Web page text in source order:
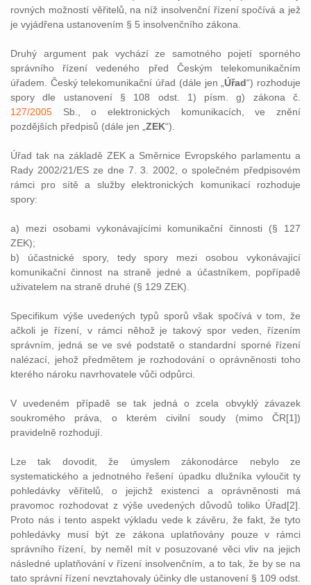
rovných možností věřitelů, na níž insolvenční řízení spočívá a jež
je vyjádřena ustanovením § 5 insolvenčního zákona.
Druhý argument pak vychází ze samotného pojetí sporného
správního řízení vedeného před Českým telekomunikačním
úřadem. Český telekomunikační úřad (dále jen „Úřad“) rozhoduje
spory dle ustanovení § 108 odst. 1) písm. g) zákona č.
127/2005 Sb., o elektronických komunikacích, ve znění
pozdějších předpisů (dále jen „ ZEK“).
Úřad tak na základě ZEK a Směrnice Evropského parlamentu a
Rady 2002/21/ES ze dne 7. 3. 2002, o společném předpisovém
rámci pro sítě a služby elektronických komunikací rozhoduje
spory:
a) mezi osobami vykonávajícími komunikační činnosti (§ 127
ZEK);
b) účastnické spory, tedy spory mezi osobou vykonávající
komunikační činnost na straně jedné a účastníkem, popřípadě
uživatelem na straně druhé (§ 129 ZEK).
Specifikum výše uvedených typů sporů však spočívá v tom, že
ačkoli je řízení, v rámci něhož je takový spor veden, řízením
správním, jedná se ve své podstatě o standardní sporné řízení
nalézací, jehož předmětem je rozhodování o oprávněnosti toho
kterého nároku navrhovatele vůči odpůrci.
V uvedeném případě se tak jedná o zcela obvyklý závazek
soukromého práva, o kterém civilní soudy (mimo ČR[1])
pravidelně rozhodují.
Lze tak dovodit, že úmyslem zákonodárce nebylo ze
systematického a jednotného řešení úpadku dlužníka vyloučit ty
pohledávky věřitelů, o jejichž existenci a oprávněnosti má
pravomoc rozhodovat z výše uvedených důvodů toliko Úřad[2].
Proto nás i tento aspekt výkladu vede k závěru, že fakt, že tyto
pohledávky musí být ze zákona uplatňovány pouze v rámci
správního řízení, by neměl mít v posuzované věci vliv na jejich
následné uplatňování v řízení insolvenčním, a to tak, že by se na
tato správní řízení nevztahovaly účinky dle ustanovení § 109 odst.